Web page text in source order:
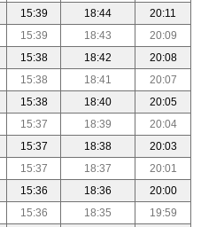
15:39 18:44
20:11
15:39 18:43
20:09
15:38 18:42
20:08
15:38 18:41
20:07
15:38 18:40
20:05
15:37 18:39
20:04
15:37 18:38
20:03
15:37 18:37
20:01
15:36 18:36
20:00
15:36 18:35
19:59